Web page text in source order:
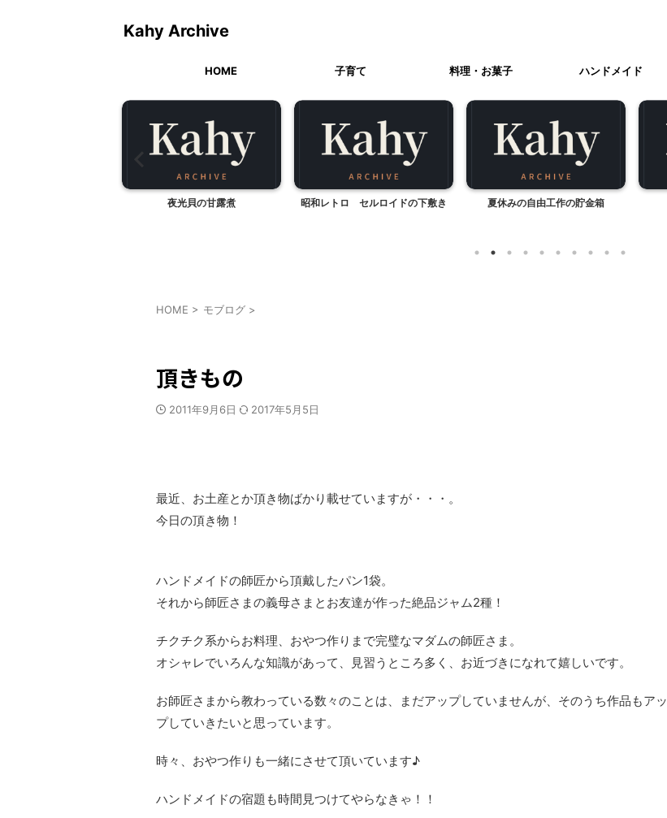
Kahy Archive
HOME 子育て 料理・お菓子 ハンドメイド
夜光貝の甘露煮 昭和レトロ セルロイドの下敷き 夏休みの自由工作の貯金箱
HOME > モブログ >
頂きもの
2011年9月6日 2017年5月5日
最近、お土産とか頂き物ばかり載せていますが・・・。
今日の頂き物！
ハンドメイドの師匠から頂戴したパン1袋。
それから師匠さまの義母さまとお友達が作った絶品ジャム2種！
チクチク系からお料理、おやつ作りまで完璧なマダムの師匠さま。
オシャレでいろんな知識があって、見習うところ多く、お近づきになれて嬉しいです。
お師匠さまから教わっている数々のことは、まだアップしていませんが、そのうち作品もアッ
プしていきたいと思っています。
時々、おやつ作りも一緒にさせて頂いています♪
ハンドメイドの宿題も時間見つけてやらなきゃ！！